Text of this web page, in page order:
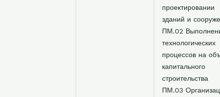
проектировании
зданий и
ПМ.02
технологических
процессов на
капитального
строительства
ПМ.03